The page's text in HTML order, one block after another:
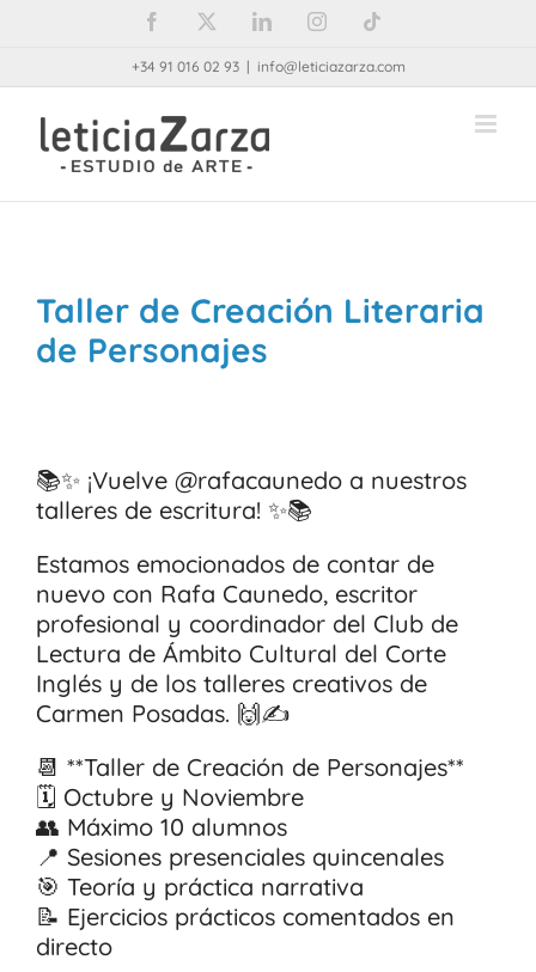
Facebook LinkedInInstagram
+34 91 016 02 93 | info@leticiazarza.com
Taller de Creación Literaria
de Personajes
📚✨ ¡Vuelve @rafacaunedo a nuestros
talleres de escritura! ✨📚
Estamos emocionados de contar de
nuevo con Rafa Caunedo, escritor
profesional y coordinador del Club de
Lectura de Ámbito Cultural del Corte
Inglés y de los talleres creativos de
Carmen Posadas. 🙌✍️
📆 **Taller de Creación de Personajes**
🗓️ Octubre y Noviembre
👥 Máximo 10 alumnos
📍 Sesiones presenciales quincenales
🎯 Teoría y práctica narrativa
📝 Ejercicios prácticos comentados en
directo